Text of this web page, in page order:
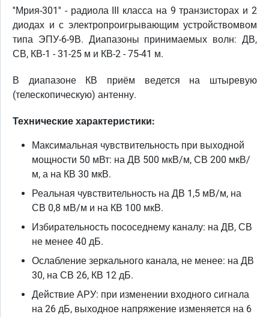
''Мрия-301'' - радиола III класса на 9 транзисторах и 2
диодах и с электропроигрывающим устройствомвом
типа ЭПУ-6-9В. Диапазоны принимаемых волн: ДВ,
СВ, КВ-1 - 31-25 м и КВ-2 - 75-41 м.
В диапазоне КВ приём ведется на штыревую
(телескопическую) антенну.
Технические характеристики:
Максимальная чувствительность при выходной
мощности 50 мВт: на ДВ 500 мкВ/м, СВ 200 мкВ/
м, а на КВ 30 мкВ.
Реальная чувствительность на ДВ 1,5 мВ/м, на
СВ 0,8 мВ/м и на КВ 100 мкВ.
Избирательность пососеднему каналу: на ДВ, СВ
не менее 40 дБ.
Ослабление зеркального канала, не менее: на ДВ
30, на СВ 26, КВ 12 дБ.
Действие АРУ: при изменении входного сигнала
на 26 дБ, выходное напряжение изменяется на 6